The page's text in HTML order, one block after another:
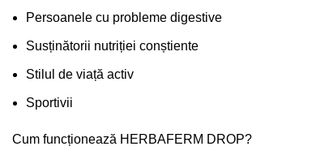
Persoanele cu probleme digestive
Susținătorii nutriției conștiente
Stilul de viață activ
Sportivii
Cum funcționează HERBAFERM DROP?